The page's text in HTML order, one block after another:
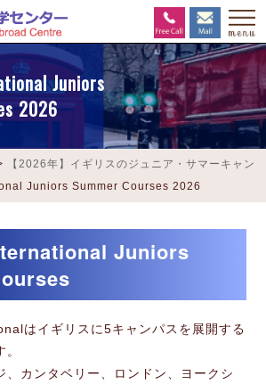
Juniors
2026
【2026年】イギリスのジュニア・サマーキャン
Juniors Summer Courses 2026
Juniors
はイギリスに5キャンパスを展開する
、カンタベリー、ロンドン、ヨークシ